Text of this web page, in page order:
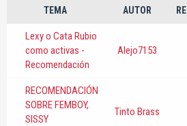
TEMA AUTOR
Lexy o Cata Rubio
como activas -
Recomendación
Alejo7153
RECOMENDACIÓN
SOBRE FEMBOY,
SISSY
Tinto Brass